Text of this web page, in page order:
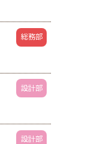
総務部
設計部
設計部